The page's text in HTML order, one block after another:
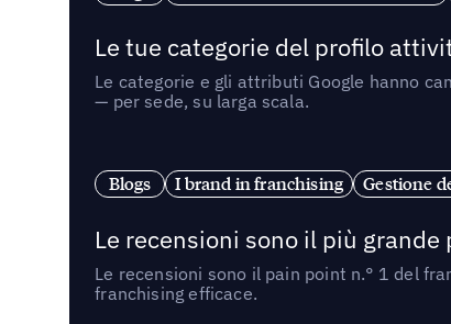
Le tue categorie del profilo
Le categorie e gli attributi Google hanno
— per sede, su larga scala.
Blogs I brand in franchising Gestione
Le recensioni sono il più
Le recensioni sono il pain point n.° 1 del
franchising efficace.